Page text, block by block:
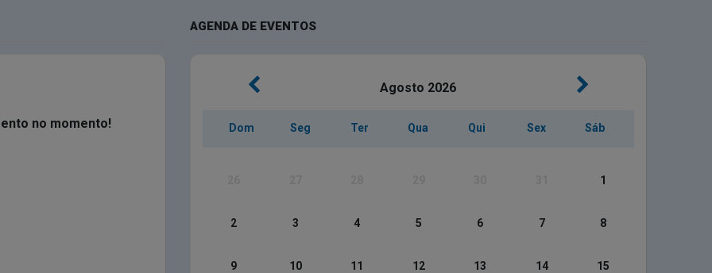
no momento!
AGENDA DE EVENTOS
Agosto 2026
Dom Seg Ter Qua Qui Sex Sáb
1
2 3 4 5 6 7 8
9 10 11 12 13 14 15